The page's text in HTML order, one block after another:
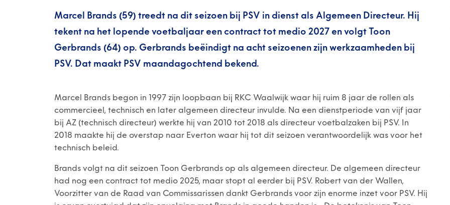
Marcel Brands (59) treedt na dit seizoen bij PSV in dienst als Algemeen Directeur. Hij
tekent na het lopende voetbaljaar een contract tot medio 2027 en volgt Toon
Gerbrands (64) op. Gerbrands beëindigt na acht seizoenen zijn werkzaamheden bij
PSV. Dat maakt PSV maandagochtend bekend.
Marcel Brands begon in 1997 zijn loopbaan bij RKC Waalwijk waar hij ruim 8 jaar de rollen als
commercieel, technisch en later algemeen directeur invulde. Na een dienstperiode van vijf jaar
bij AZ (technisch directeur) werkte hij van 2010 tot 2018 als directeur voetbalzaken bij PSV. In
2018 maakte hij de overstap naar Everton waar hij tot dit seizoen verantwoordelijk was voor het
technisch beleid.
Brands volgt na dit seizoen Toon Gerbrands op als algemeen directeur. De algemeen directeur
had nog een contract tot medio 2025, maar stopt al eerder bij PSV. Robert van der Wallen,
Voorzitter van de Raad van Commissarissen dankt Gerbrands voor zijn enorme inzet voor PSV. Hij